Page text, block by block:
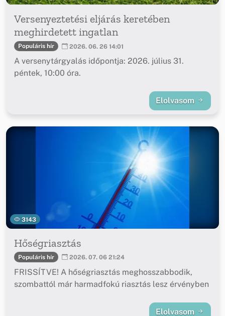
Versenyeztetési eljárás keretében
meghirdetett ingatlan
Populáris hír 2026. 06. 26 14:01
A versenytárgyalás időpontja: 2026. július 31.
péntek, 10:00 óra.
Elolvasom
3143
Hőségriasztás
Populáris hír 2026. 07. 06 21:24
FRISSÍTVE! A hőségriasztás meghosszabbodik,
szombattól már harmadfokú riasztás lesz érvényben
Elolvasom